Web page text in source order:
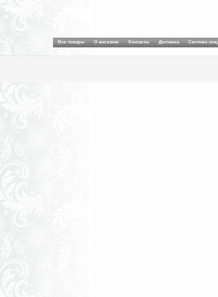
Все товары О магазине Контакты Доставка Система